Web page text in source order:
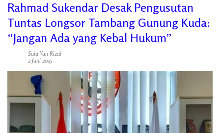
Rahmad Sukendar Desak Pengusutan
Tuntas Longsor Tambang Gunung Kuda:
“Jangan Ada yang Kebal Hukum”
Said Yan Rizal
2 Juni 2025